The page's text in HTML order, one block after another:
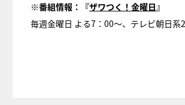
※番組情報：『ザワつく！金曜日』
毎週金曜日 よる7：00〜、テレビ朝日系